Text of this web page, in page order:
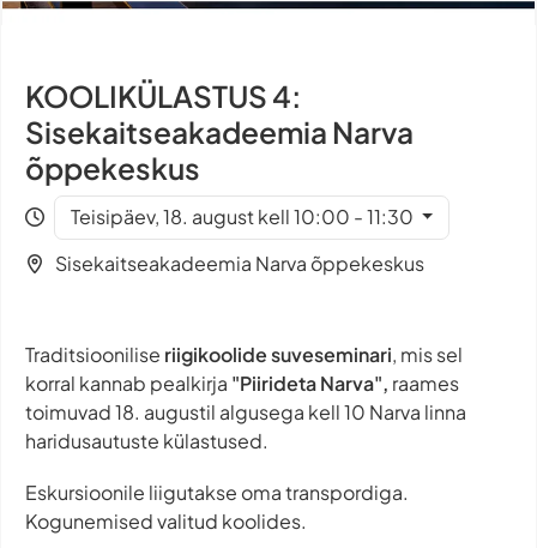
KOOLIKÜLASTUS 4:
Sisekaitseakadeemia Narva
õppekeskus
Teisipäev, 18. august kell 10:00 - 11:30
Sisekaitseakadeemia Narva õppekeskus
Traditsioonilise riigikoolide suveseminari, mis sel
korral kannab pealkirja "Piirideta Narva", raames
toimuvad 18. augustil algusega kell 10 Narva linna
haridusautuste külastused.
Eskursioonile liigutakse oma transpordiga.
Kogunemised valitud koolides.